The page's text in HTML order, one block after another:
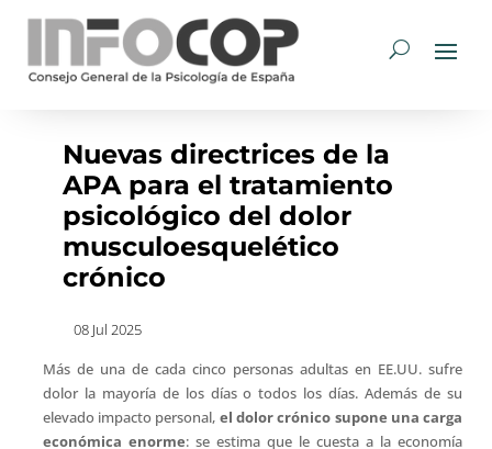
Nuevas directrices de la
APA para el tratamiento
psicológico del dolor
musculoesquelético
crónico
08 Jul 2025
Más de una de cada cinco personas adultas en EE.UU. sufre
dolor la mayoría de los días o todos los días. Además de su
elevado impacto personal, el dolor crónico supone una carga
económica enorme: se estima que le cuesta a la economía